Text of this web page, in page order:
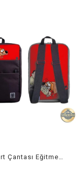
Paklon Sırt Çantası Eğitmen Gri